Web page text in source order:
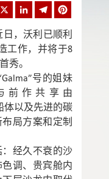
LinkedInTelegram
，沃利已顺利
工作，并将于8
秀。
号的姐妹
前作共享由
体以及先进的碳
局方案和定制
经久不衰的沙
调、贵宾舱内